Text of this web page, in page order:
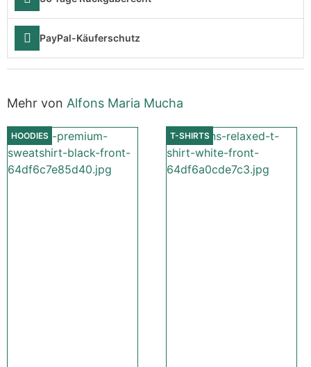
PayPal-Käuferschutz
Mehr von Alfons Maria Mucha
HOODIES T-SHIRTS